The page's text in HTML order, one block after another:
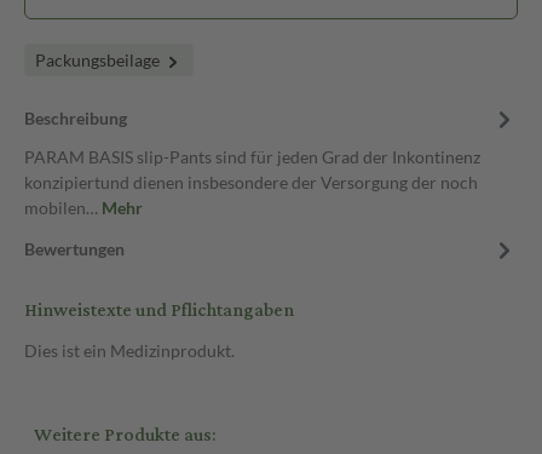
Packungsbeilage
Beschreibung
PARAM BASIS slip-Pants sind für jeden Grad der Inkontinenz
konzipiertund dienen insbesondere der Versorgung der noch
mobilen… Mehr
Bewertungen
Hinweistexte und Pflichtangaben
Dies ist ein Medizinprodukt.
Weitere Produkte aus: